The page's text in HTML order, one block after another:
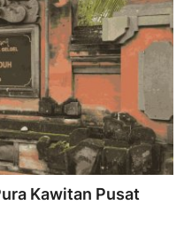
Kawitan Pusat